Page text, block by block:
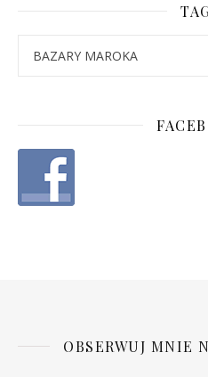
OBSERWUJ MNIE